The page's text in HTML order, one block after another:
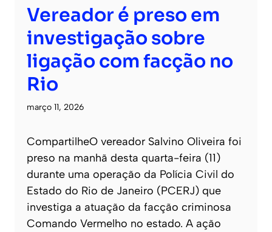
Vereador é preso em
investigação sobre
ligação com facção no
Rio
março 11, 2026
CompartilheO vereador Salvino Oliveira foi
preso na manhã desta quarta-feira (11)
durante uma operação da Polícia Civil do
Estado do Rio de Janeiro (PCERJ) que
investiga a atuação da facção criminosa
Comando Vermelho no estado. A ação